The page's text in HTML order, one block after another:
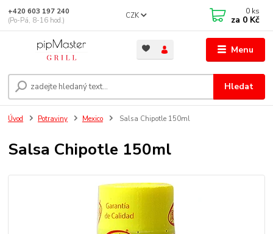
Menu
CZK
Hledat
+420 603 197 240
(Po-Pá, 8-16 hod.)
0 ks
za 0 Kč
Úvod Potraviny Mexico Salsa Chipotle 150ml
Salsa Chipotle 150ml